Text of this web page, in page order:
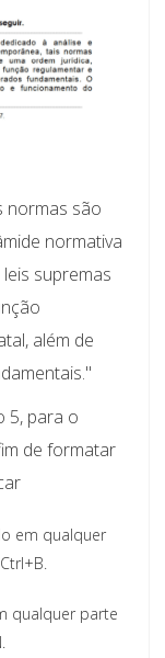
normas são
normativa
supremas
além de
5, para o
de formatar
em qualquer
qualquer parte